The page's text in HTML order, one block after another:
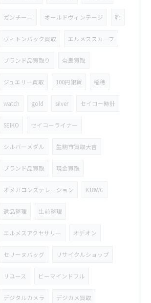
ガンチーニ オールドヴィンテージ 靴
ヴィトンバック買取 エルメススカーフ
ブランド品買取り 奈良買取
ジュエリー買取 100円銀貨 稲穂
watch gold silver セイコー時計
SEIKO セイコーライナー
シルバーメダル 生駒市買取大吉
ブランド品買取 現金買取
オメガコンステレーション K18WG
遺品整理 生前整理
エルメスアクセサリー オデオン
セリーヌバッグ リサイクルショップ
リユース ビーマインドフル
デジタルカメラ デジカメ買取